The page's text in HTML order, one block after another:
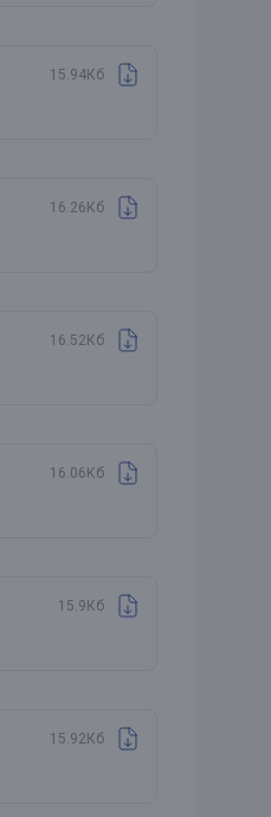
15.94Кб
16.26Кб
16.52Кб
16.06Кб
15.9Кб
15.92Кб